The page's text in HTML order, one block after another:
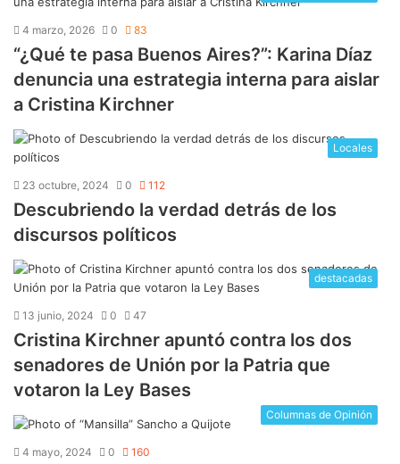
4 marzo, 2026 0 83
“¿Qué te pasa Buenos Aires?”: Karina Díaz
denuncia una estrategia interna para aislar
a Cristina Kirchner
Locales
23 octubre, 2024 0 112
Descubriendo la verdad detrás de los
discursos políticos
destacadas
13 junio, 2024 0 47
Cristina Kirchner apuntó contra los dos
senadores de Unión por la Patria que
votaron la Ley Bases
Columnas de Opinión
4 mayo, 2024 0 160